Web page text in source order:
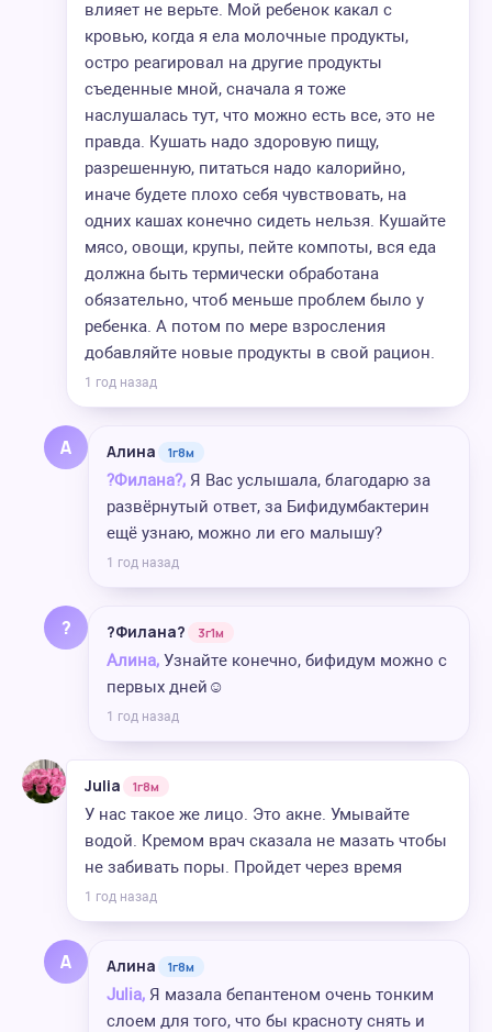
влияет не верьте. Мой ребенок какал с
кровью, когда я ела молочные продукты,
остро реагировал на другие продукты
съеденные мной, сначала я тоже
наслушалась тут, что можно есть все, это не
правда. Кушать надо здоровую пищу,
разрешенную, питаться надо калорийно,
иначе будете плохо себя чувствовать, на
одних кашах конечно сидеть нельзя. Кушайте
мясо, овощи, крупы, пейте компоты, вся еда
должна быть термически обработана
обязательно, чтоб меньше проблем было у
ребенка. А потом по мере взросления
добавляйте новые продукты в свой рацион.
1 год назад
А Алина 1г8м
?Филана?, Я Вас услышала, благодарю за
развёрнутый ответ, за Бифидумбактерин
ещё узнаю, можно ли его малышу?
1 год назад
? ?Филана? 3г1м
Алина, Узнайте конечно, бифидум можно с
первых дней☺️
1 год назад
Julia 1г8м
У нас такое же лицо. Это акне. Умывайте
водой. Кремом врач сказала не мазать чтобы
не забивать поры. Пройдет через время
1 год назад
А Алина 1г8м
Julia, Я мазала бепантеном очень тонким
слоем для того, что бы красноту снять и